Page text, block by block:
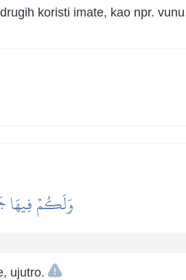
koristi imate, kao npr.
وَلَكُمۡ فِيهَا
ujutro.